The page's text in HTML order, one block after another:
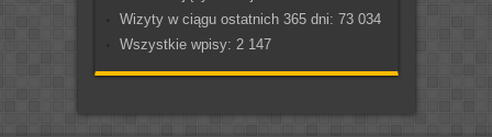
Wizyty w ciągu ostatnich 365 dni: 73 034
Wszystkie wpisy: 2 147